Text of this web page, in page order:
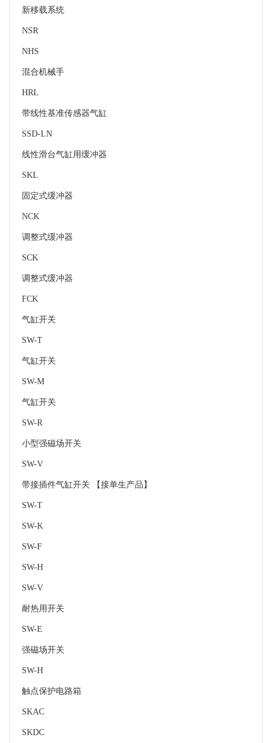
新移载系统
NSR
NHS
混合机械手
HRL
带线性基准传感器气缸
SSD-LN
线性滑台气缸用缓冲器
SKL
固定式缓冲器
NCK
调整式缓冲器
SCK
调整式缓冲器
FCK
气缸开关
SW-T
气缸开关
SW-M
气缸开关
SW-R
小型强磁场开关
SW-V
带接插件气缸开关 【接单生产品】
SW-T
SW-K
SW-F
SW-H
SW-V
耐热用开关
SW-E
强磁场开关
SW-H
触点保护电路箱
SKAC
SKDC